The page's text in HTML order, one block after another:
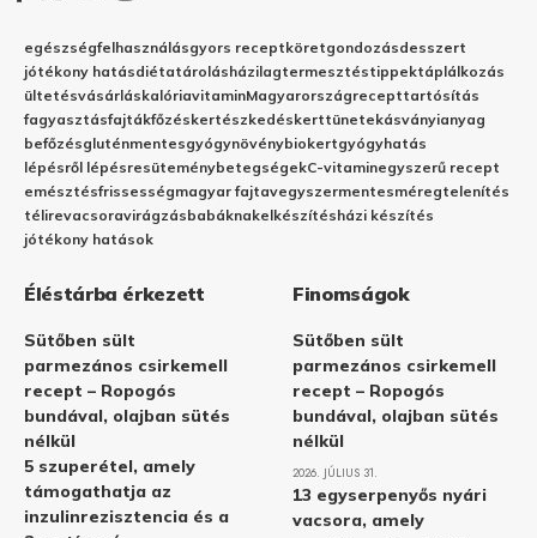
egészségfelhasználásgyors receptköretgondozásdesszert
jótékony hatásdiétatárolásházilagtermesztéstippektáplálkozás
ültetésvásárláskalóriavitaminMagyarországrecepttartósítás
fagyasztásfajtákfőzéskertészkedéskerttünetekásványianyag
befőzésgluténmentesgyógynövénybiokertgyógyhatás
lépésről lépésresüteménybetegségekC-vitaminegyszerű recept
emésztésfrissességmagyar fajtavegyszermentesméregtelenítés
télirevacsoravirágzásbabáknakelkészítésházi készítés
jótékony hatások
Éléstárba érkezett
Sütőben sült
parmezános csirkemell
recept – Ropogós
bundával, olajban sütés
nélkül
5 szuperétel, amely
támogathatja az
inzulinrezisztencia és a
Finomságok
Sütőben sült
parmezános csirkemell
recept – Ropogós
bundával, olajban sütés
nélkül
2026. JÚLIUS 31.
13 egyserpenyős nyári
vacsora, amely